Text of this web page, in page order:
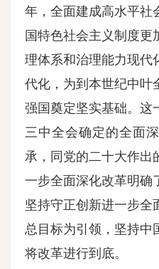
年，全面建成高水平社
国特色社会主义制度
理体系和治理能力现代
代化，为到本世纪中叶
强国奠定坚实基础。这
三中全会确定的全面
承，同党的二十大作出
一步全面深化改革明确
坚持守正创新进一步全
总目标为引领，坚持中
将改革进行到底。